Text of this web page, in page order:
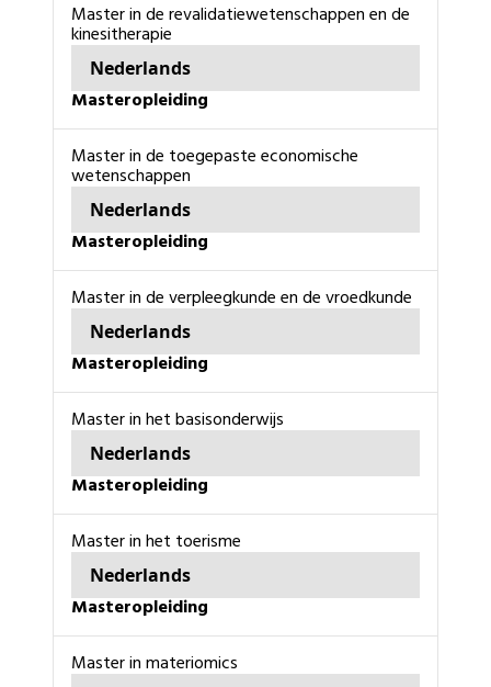
master in de revalidatiewetenschappen en de
kinesitherapie
Nederlands
masteropleiding
master in de toegepaste economische
wetenschappen
Nederlands
masteropleiding
master in de verpleegkunde en de vroedkunde
Nederlands
masteropleiding
master in het basisonderwijs
Nederlands
masteropleiding
Master in het toerisme
Nederlands
masteropleiding
master in materiomics